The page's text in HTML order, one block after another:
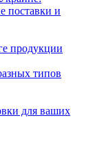
поставки и
продукции
типов
для ваших